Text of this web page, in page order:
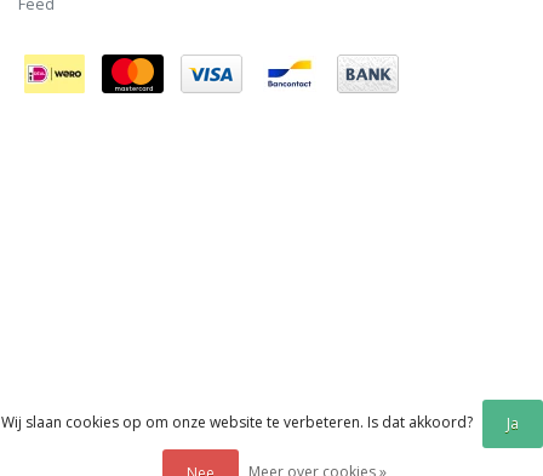
Wij slaan cookies op om onze website te verbeteren. Is dat akkoord? Ja